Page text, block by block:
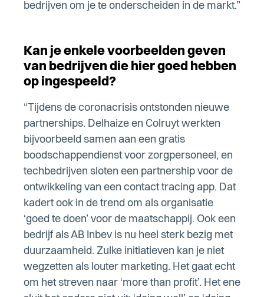
bedrijven om je te onderscheiden in de markt.”
Kan je enkele voorbeelden geven
van bedrijven die hier goed hebben
op ingespeeld?
“Tijdens de coronacrisis ontstonden nieuwe
partnerships. Delhaize en Colruyt werkten
bijvoorbeeld samen aan een gratis
boodschappendienst voor zorgpersoneel, en
techbedrijven sloten een partnership voor de
ontwikkeling van een contact tracing app. Dat
kadert ook in de trend om als organisatie
‘goed te doen’ voor de maatschappij. Ook een
bedrijf als AB Inbev is nu heel sterk bezig met
duurzaamheid. Zulke initiatieven kan je niet
wegzetten als louter marketing. Het gaat echt
om het streven naar ‘more than profit’. Het ene